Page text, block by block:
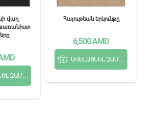
վաղ
Հայութեան երկունքը
6,500AMD
ԱՎԵԼԱՑՆԵԼ ԶԱՄԲՅՈՒՂ